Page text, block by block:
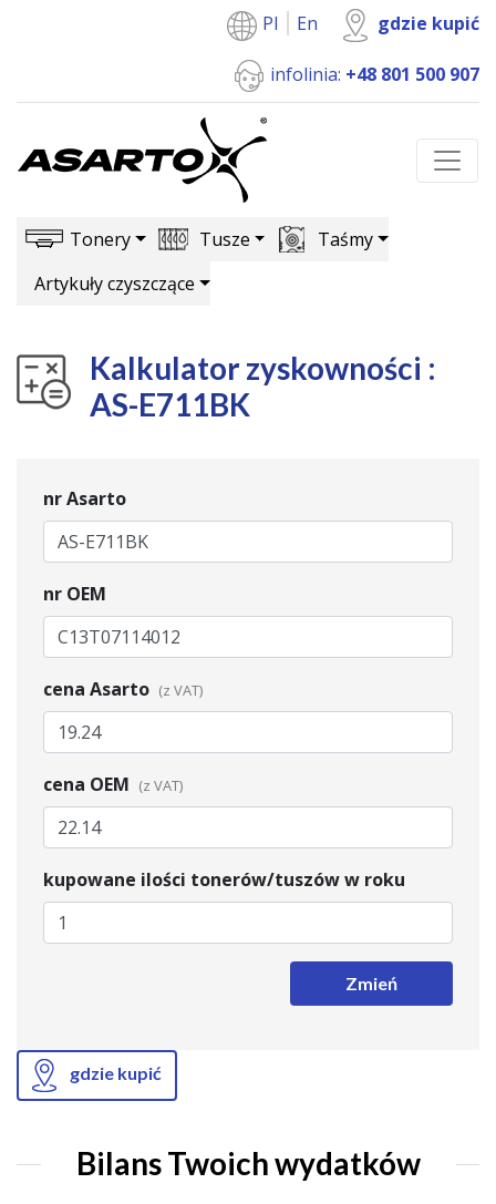
Pl En gdzie kupić
infolinia: +48 801 500 907
Tonery Tusze
Taśmy
Artykuły czyszczące
Kalkulator zyskowności :
AS-E711BK
nr Asarto
nr OEM
cena Asarto
cena OEM
kupowane ilości tonerów/tuszów w roku
Zmień
gdzie kupić
Bilans Twoich wydatków